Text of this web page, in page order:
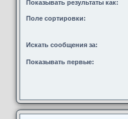
Показывать результаты как:
Поле сортировки:
Искать сообщения за:
Показывать первые: